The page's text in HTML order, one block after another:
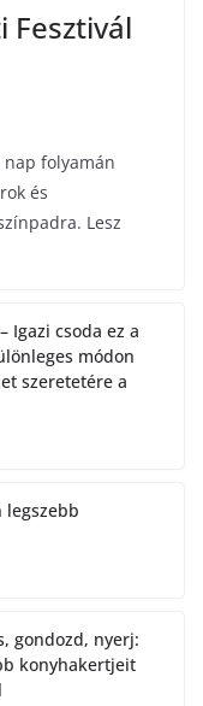
Fesztivál
nap folyamán
és
Lesz
Igazi csoda ez a
módon
szeretetére a
legszebb
gondozd, nyerj:
konyhakertjeit